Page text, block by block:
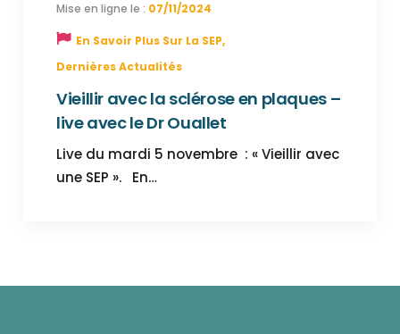
07/11/2024
En Savoir Plus Sur La SEP,
Dernières Actualités
Vieillir avec la sclérose en plaques –
live avec le Dr Ouallet
Live du mardi 5 novembre : « Vieillir avec
une SEP ». En…